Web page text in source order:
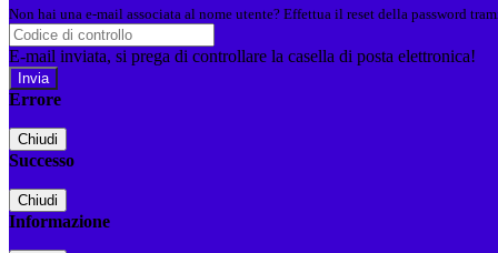
Non hai una e-mail associata al nome utente? Effettua il reset della password
E-mail inviata, si prega di controllare la casella di posta elettronica!
Errore
Chiudi
Successo
Chiudi
Informazione